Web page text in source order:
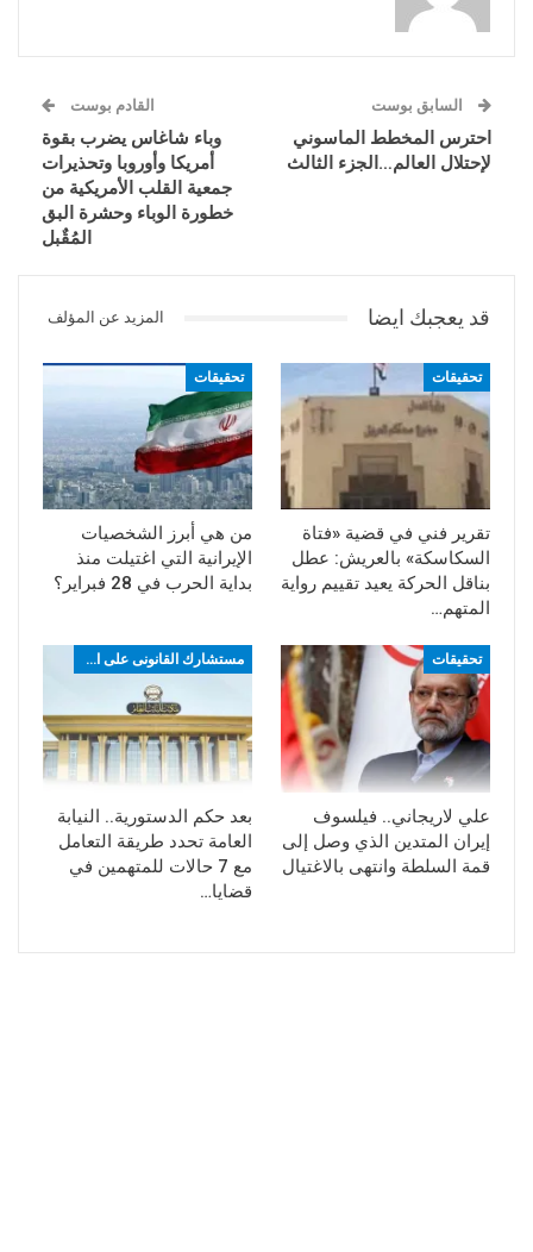
السابق بوست
احترس المخطط الماسوني
لإحتلال العالم…الجزء الثالث
القادم بوست
وباء شاغاس يضرب بقوة
أمريكا وأوروبا وتحذيرات
جمعية القلب الأمريكية من
خطورة الوباء وحشرة البق
المُقٌبل
قد يعجبك ايضا المزيد عن المؤلف
تحقيقات
تقرير فني في قضية «فتاة
السكاسكة» بالعريش: عطل
بناقل الحركة يعيد تقييم رواية
المتهم…
تحقيقات
من هي أبرز الشخصيات
الإيرانية التي اغتيلت منذ
بداية الحرب في 28 فبراير؟
تحقيقات
علي لاريجاني.. فيلسوف
إيران المتدين الذي وصل إلى
قمة السلطة وانتهى بالاغتيال
مستشارك القانونى على العاصمة
بعد حكم الدستورية.. النيابة
العامة تحدد طريقة التعامل
مع 7 حالات للمتهمين في
قضايا…